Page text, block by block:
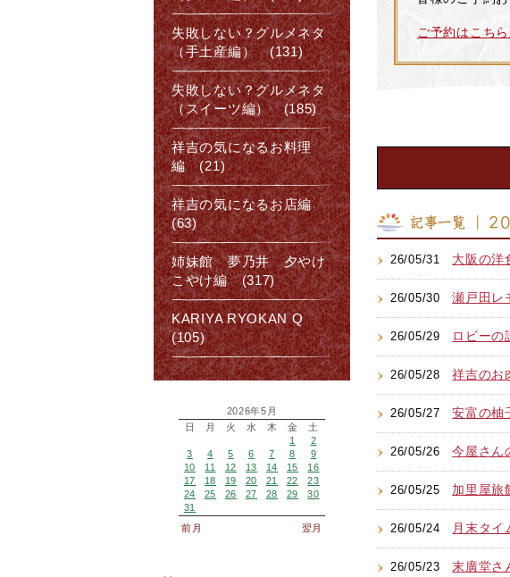
ご予約はこち
記事一覧 ｜
26/05/31 大阪の洋
26/05/30瀬戸田
26/05/29 ロビーの
26/05/28祥吉のお
26/05/27安富の柚
26/05/26今屋さん
26/05/25 加里屋旅
26/05/24 月末タイ
26/05/23末廣堂さ
失敗しない？グルメネタ
（手土産編） (131)
失敗しない？グルメネタ
（スイーツ編） (185)
祥吉の気になるお料理
編 (21)
祥吉の気になるお店編
(63)
姉妹館 夢乃井 夕やけ
こやけ編 (317)
KARIYA RYOKAN Q
(105)
2026年5月
日
月 火 水 木 金
土
1
2
3
4 5 6 7 8
9
10
11 12 13 14 15
16
17
18 19 20 21 22
23
24
25 26 27 28 29
30
31
前月
翌月